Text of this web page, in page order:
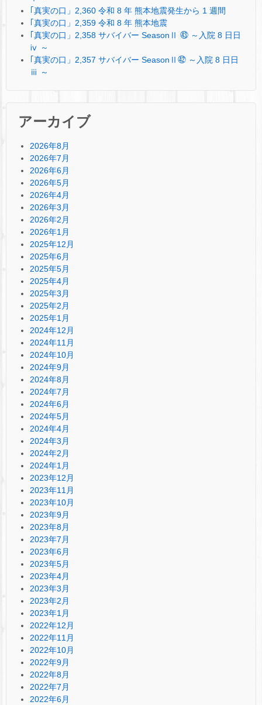
｢真実の口」2,360 令和 8 年 熊本地震発生から 1 週間
｢真実の口」2,359 令和 8 年 熊本地震
｢真実の口」2,358 サバイバー SeasonⅡ ㊸ ～入院 8 日日
ⅳ ～
｢真実の口」2,357 サバイバー SeasonⅡ㊷ ～入院 8 日日
ⅲ ～
アーカイブ
2026年8月
2026年7月
2026年6月
2026年5月
2026年4月
2026年3月
2026年2月
2026年1月
2025年12月
2025年6月
2025年5月
2025年4月
2025年3月
2025年2月
2025年1月
2024年12月
2024年11月
2024年10月
2024年9月
2024年8月
2024年7月
2024年6月
2024年5月
2024年4月
2024年3月
2024年2月
2024年1月
2023年12月
2023年11月
2023年10月
2023年9月
2023年8月
2023年7月
2023年6月
2023年5月
2023年4月
2023年3月
2023年2月
2023年1月
2022年12月
2022年11月
2022年10月
2022年9月
2022年8月
2022年7月
2022年6月